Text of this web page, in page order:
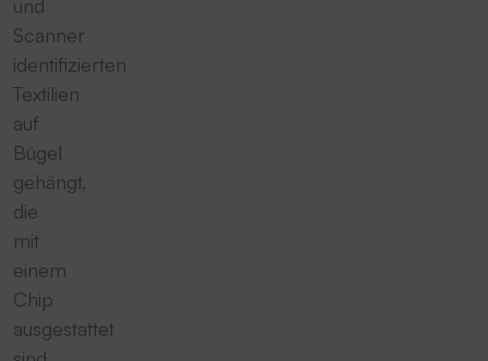
und
Scanner
identifizierten
Textilien
auf
Bügel
gehängt,
die
mit
einem
Chip
ausgestattet